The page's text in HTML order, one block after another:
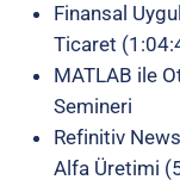
Finansal
Ticaret
MATLAB ile
Semineri
Refinitiv
Alfa Üretimi